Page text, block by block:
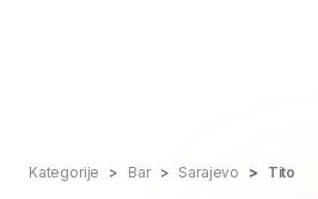
Kategorije Bar Sarajevo Tito